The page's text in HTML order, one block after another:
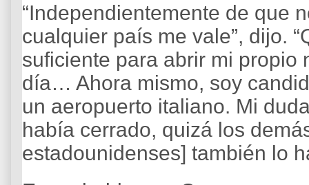
“Independientemente de que
cualquier país me vale”, dijo.
suficiente para abrir mi propio
día… Ahora mismo, soy
un aeropuerto italiano. Mi
había cerrado, quizá los
estadounidenses] también lo